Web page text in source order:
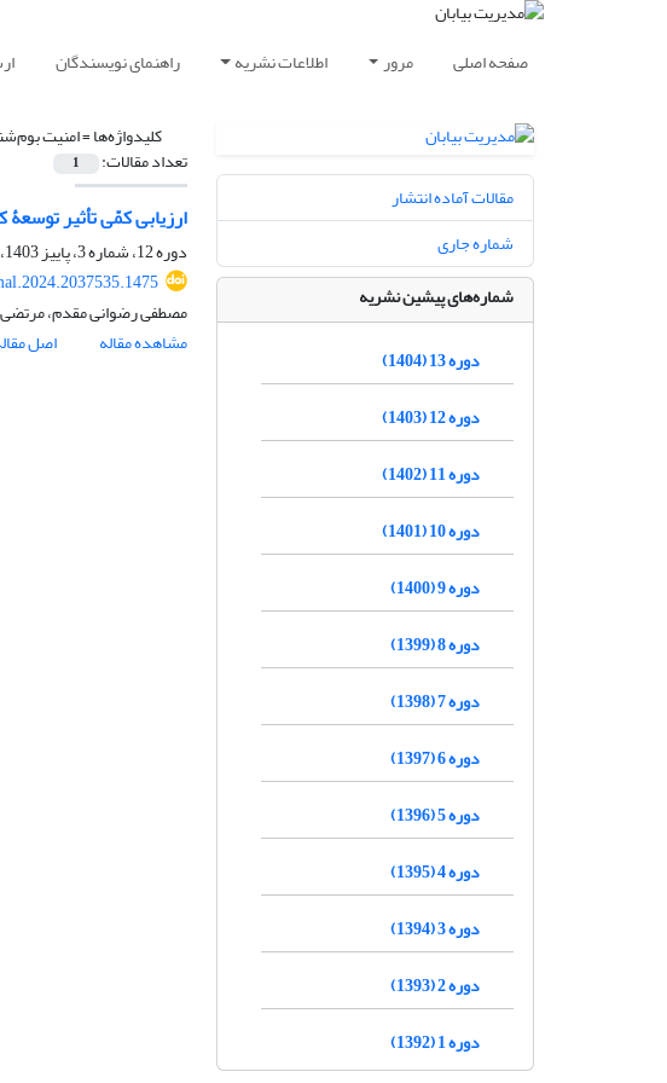
صفحه اصلی مرور اطلاعات نشریه راهنمای نویسندگان
کلیدواژه‌ها =امنیت
تعداد مقالات: 1
ارزیابی کمّی تأثیر
دوره 12، شماره 3، پاییز 1403، صفحه
مصطفی رضوانی مقدم، مرتضی
مشاهده مقاله
اصل
مقالات آماده انتشار
شماره جاری
شماره‌های پیشین نشریه
دوره 13 (1404)
دوره 12 (1403)
دوره 11 (1402)
دوره 10 (1401)
دوره 9 (1400)
دوره 8 (1399)
دوره 7 (1398)
دوره 6 (1397)
دوره 5 (1396)
دوره 4 (1395)
دوره 3 (1394)
دوره 2 (1393)
دوره 1 (1392)